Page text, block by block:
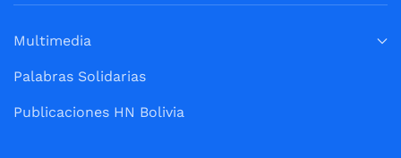
Multimedia
Palabras Solidarias
Publicaciones HN Bolivia